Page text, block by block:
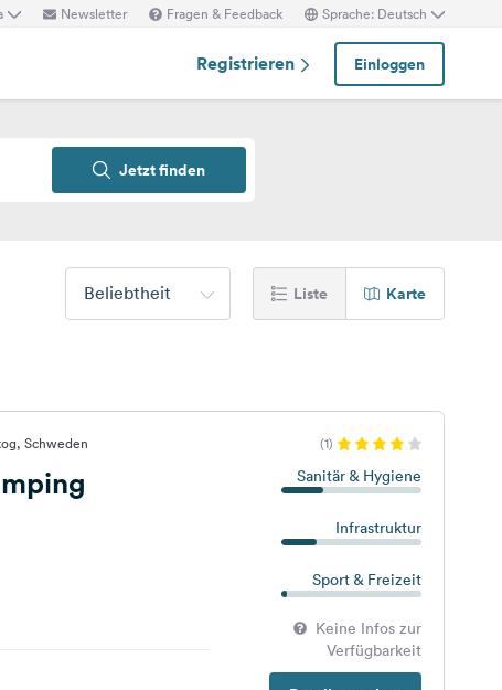
Newsletter Fragen & Feedback Sprache: Deutsch
Registrieren Einloggen
Jetzt finden
Beliebtheit Liste Karte
Schweden (1)
Sanitär & Hygiene
Infrastruktur
Sport & Freizeit
Keine Infos zur
Verfügbarkeit